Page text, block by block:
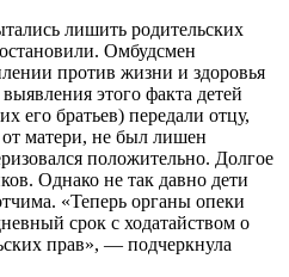
лишить родительских
Омбудсмен
против жизни и здоровья
этого факта детей
его братьев) передали отцу,
матери, не был лишен
положительно. Долгое
Однако не так давно дети
«Теперь органы опеки
срок с ходатайством о
прав», — подчеркнула